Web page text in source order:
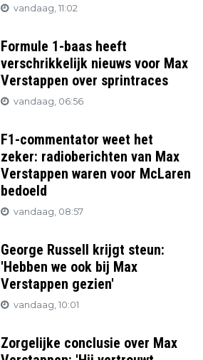
vandaag, 11:02
Formule 1-baas heeft
verschrikkelijk nieuws voor Max
Verstappen over sprintraces
vandaag, 06:56
F1-commentator weet het
zeker: radioberichten van Max
Verstappen waren voor McLaren
bedoeld
vandaag, 08:57
George Russell krijgt steun:
'Hebben we ook bij Max
Verstappen gezien'
vandaag, 10:01
Zorgelijke conclusie over Max